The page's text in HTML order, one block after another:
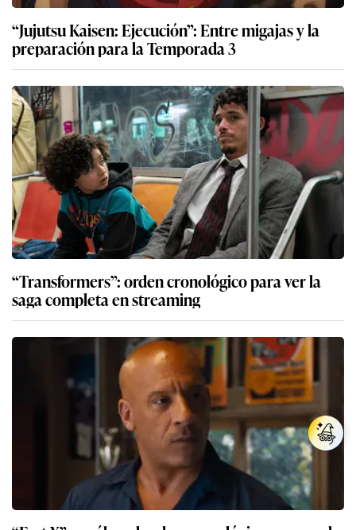
“Jujutsu Kaisen: Ejecución”: Entre migajas y la
preparación para la Temporada 3
“Transformers”: orden cronológico para ver la
saga completa en streaming